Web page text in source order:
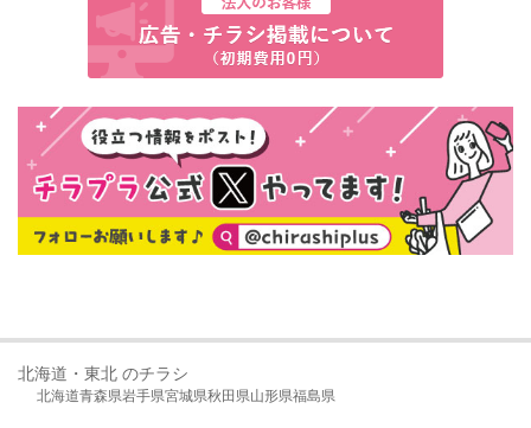
北海道・東北 のチラシ
北海道青森県岩手県宮城県秋田県山形県福島県